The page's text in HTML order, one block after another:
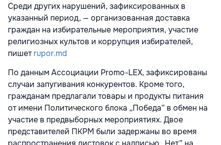
Среди других нарушений, зафиксированных в
указанный период, — организованная доставка
граждан на избирательные мероприятия, участие
религиозных культов и коррупция избирателей,
пишетrupor.md
По данным Ассоциации Promo-LEX, зафиксированы
случаи запугивания конкурентов. Кроме того,
гражданам предлагали товары и продукты питания
от имени Политического блока „Победа” в обмен на
участие в предвыборных мероприятиях. Двое
представителей ПКРМ были задержаны во время